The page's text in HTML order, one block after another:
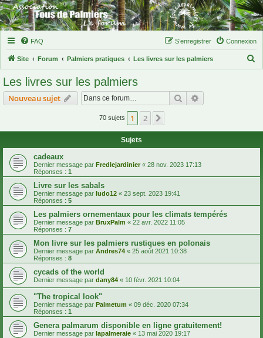
FAQ Connexion
S’enregistrer
Site Forum Palmiers pratiques Les livres sur les palmiers
Les livres sur les palmiers
Nouveau sujet Rechercher
70 sujets 1 2
Sujets
cadeaux
Dernier message par Fredlejardinier« 28 nov. 2023 17:13
Réponses : 1
Livre sur les sabals
Dernier message par ludo12 « 23 sept. 2023 19:41
Réponses : 5
Les palmiers ornementaux pour les climats tempérés
Dernier message par BruxPalm « 22 avr. 2022 11:05
Réponses : 7
Mon livre sur les palmiers rustiques en polonais
Dernier message par Andres74 « 25 août 2021 10:38
Réponses : 8
cycads of the world
Dernier message par dany84 « 10 févr. 2021 10:04
"The tropical look"
Dernier message par Palmetum « 09 déc. 2020 07:34
Réponses : 1
Genera palmarum disponible en ligne gratuitement!
Dernier message par lapalmeraie « 13 mai 2020 19:17